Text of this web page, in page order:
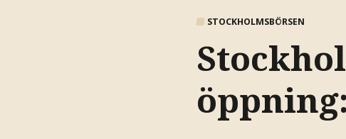
STOCKHOLMSBÖRSEN